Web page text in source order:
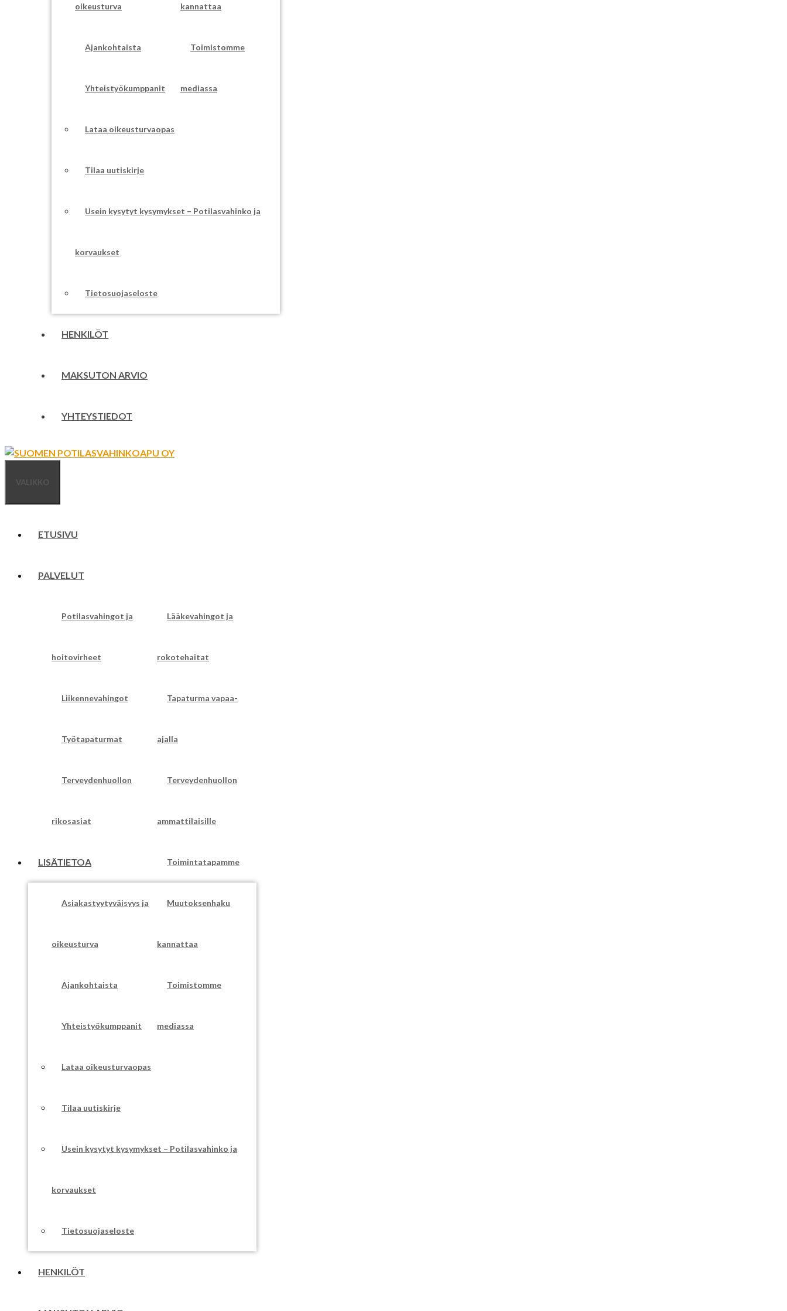
oikeusturva kannattaa
Ajankohtaista Toimistomme
mediassa
Yhteistyökumppanit
Lataa oikeusturvaopas
Tilaa uutiskirje
Usein kysytyt kysymykset – Potilasvahinko ja
korvaukset
Tietosuojaseloste
HENKILÖT
MAKSUTON ARVIO
YHTEYSTIEDOT
VALIKKO
ETUSIVU
PALVELUT
Potilasvahingot ja
hoitovirheet
Lääkevahingot ja
rokotehaitat
Liikennevahingot Tapaturma vapaa-
ajalla
Työtapaturmat
Terveydenhuollon
ammattilaisille
Terveydenhuollon
rikosasiat
Toimintatapamme
LISÄTIETOA
Asiakastyytyväisyys ja
oikeusturva
Muutoksenhaku
kannattaa
Ajankohtaista Toimistomme
mediassa
Yhteistyökumppanit
Lataa oikeusturvaopas
Tilaa uutiskirje
Usein kysytyt kysymykset – Potilasvahinko ja
korvaukset
Tietosuojaseloste
HENKILÖT